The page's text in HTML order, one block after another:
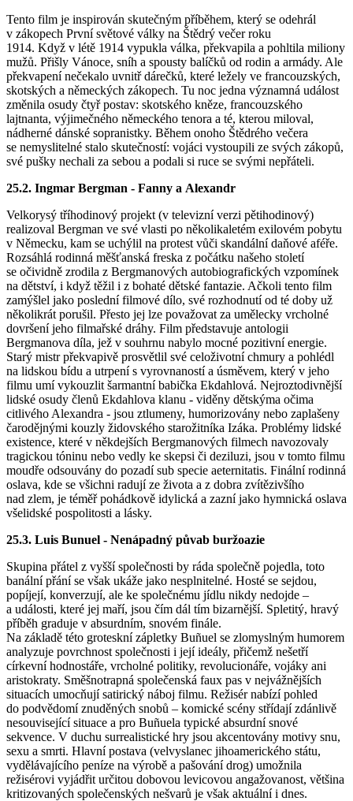
Tento film je inspirován skutečným příběhem, který se odehrál
v zákopech První světové války na Štědrý večer roku
1914. Když v létě 1914 vypukla válka, překvapila a pohltila miliony
mužů. Přišly Vánoce, sníh a spousty balíčků od rodin a armády. Ale
překvapení nečekalo uvnitř dárečků, které ležely ve francouzských,
skotských a německých zákopech. Tu noc jedna významná událost
změnila osudy čtyř postav: skotského kněze, francouzského
lajtnanta, výjimečného německého tenora a té, kterou miloval,
nádherné dánské sopranistky. Během onoho Štědrého večera
se nemyslitelné stalo skutečností: vojáci vystoupili ze svých zákopů,
své pušky nechali za sebou a podali si ruce se svými nepřáteli.
25.2. Ingmar Bergman - Fanny a Alexandr
Velkorysý tříhodinový projekt (v televizní verzi pětihodinový)
realizoval Bergman ve své vlasti po několikaletém exilovém pobytu
v Německu, kam se uchýlil na protest vůči skandální daňové aféře.
Rozsáhlá rodinná měšťanská freska z počátku našeho století
se očividně zrodila z Bergmanových autobiografických vzpomínek
na dětství, i když těžil i z bohaté dětské fantazie. Ačkoli tento film
zamýšlel jako poslední filmové dílo, své rozhodnutí od té doby už
několikrát porušil. Přesto jej lze považovat za umělecky vrcholné
dovršení jeho filmařské dráhy. Film představuje antologii
Bergmanova díla, jež v souhrnu nabylo mocné pozitivní energie.
Starý mistr překvapivě prosvětlil své celoživotní chmury a pohlédl
na lidskou bídu a utrpení s vyrovnaností a úsměvem, který v jeho
filmu umí vykouzlit šarmantní babička Ekdahlová. Nejroztodivnější
lidské osudy členů Ekdahlova klanu - viděny dětskýma očima
citlivého Alexandra - jsou ztlumeny, humorizovány nebo zaplašeny
čarodějnými kouzly židovského starožitníka Izáka. Problémy lidské
existence, které v někdejších Bergmanových filmech navozovaly
tragickou tóninu nebo vedly ke skepsi či deziluzi, jsou v tomto filmu
moudře odsouvány do pozadí sub specie aeternitatis. Finální rodinná
oslava, kde se všichni radují ze života a z dobra zvítězivšího
nad zlem, je téměř pohádkově idylická a zazní jako hymnická oslava
všelidské pospolitosti a lásky.
25.3. Luis Bunuel - Nenápadný půvab buržoazie
Skupina přátel z vyšší společnosti by ráda společně pojedla, toto
banální přání se však ukáže jako nesplnitelné. Hosté se sejdou,
popíjejí, konverzují, ale ke společnému jídlu nikdy nedojde –
a události, které jej maří, jsou čím dál tím bizarnější. Spletitý, hravý
příběh graduje v absurdním, snovém finále.
Na základě této groteskní zápletky Buñuel se zlomyslným humorem
analyzuje povrchnost společnosti i její ideály, přičemž nešetří
církevní hodnostáře, vrcholné politiky, revolucionáře, vojáky ani
aristokraty. Směšnotrapná společenská faux pas v nejvážnějších
situacích umocňují satirický náboj filmu. Režisér nabízí pohled
do podvědomí znuděných snobů – komické scény střídají zdánlivě
nesouvisející situace a pro Buñuela typické absurdní snové
sekvence. V duchu surrealistické hry jsou akcentovány motivy snu,
sexu a smrti. Hlavní postava (velvyslanec jihoamerického státu,
vydělávajícího peníze na výrobě a pašování drog) umožnila
režisérovi vyjádřit určitou dobovou levicovou angažovanost, většina
kritizovaných společenských nešvarů je však aktuální i dnes.